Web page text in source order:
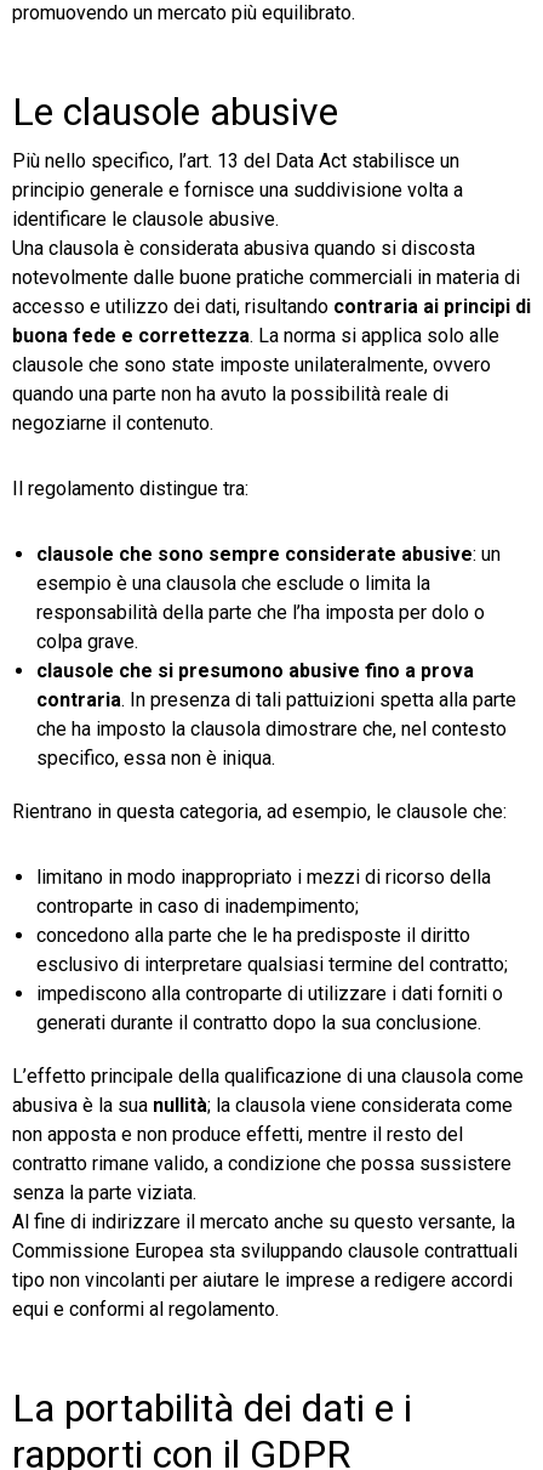
promuovendo un mercato più equilibrato.
Le clausole abusive
Più nello specifico, l’art. 13 del Data Act stabilisce un
principio generale e fornisce una suddivisione volta a
identificare le clausole abusive.
Una clausola è considerata abusiva quando si discosta
notevolmente dalle buone pratiche commerciali in materia di
accesso e utilizzo dei dati, risultando contraria ai principi di
buona fede e correttezza. La norma si applica solo alle
clausole che sono state imposte unilateralmente, ovvero
quando una parte non ha avuto la possibilità reale di
negoziarne il contenuto.
Il regolamento distingue tra:
clausole che sono sempre considerate abusive: un
esempio è una clausola che esclude o limita la
responsabilità della parte che l’ha imposta per dolo o
colpa grave.
clausole che si presumono abusive fino a prova
contraria. In presenza di tali pattuizioni spetta alla parte
che ha imposto la clausola dimostrare che, nel contesto
specifico, essa non è iniqua.
Rientrano in questa categoria, ad esempio, le clausole che:
limitano in modo inappropriato i mezzi di ricorso della
controparte in caso di inadempimento;
concedono alla parte che le ha predisposte il diritto
esclusivo di interpretare qualsiasi termine del contratto;
impediscono alla controparte di utilizzare i dati forniti o
generati durante il contratto dopo la sua conclusione.
L’effetto principale della qualificazione di una clausola come
abusiva è la sua nullità; la clausola viene considerata come
non apposta e non produce effetti, mentre il resto del
contratto rimane valido, a condizione che possa sussistere
senza la parte viziata.
Al fine di indirizzare il mercato anche su questo versante, la
Commissione Europea sta sviluppando clausole contrattuali
tipo non vincolanti per aiutare le imprese a redigere accordi
equi e conformi al regolamento.
La portabilità dei dati e i
rapporti con il GDPR